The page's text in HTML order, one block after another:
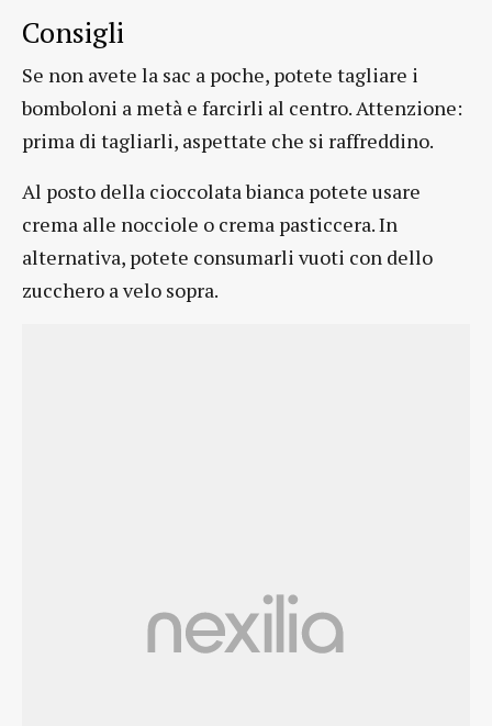
Consigli
Se non avete la sac a poche, potete tagliare i
bomboloni a metà e farcirli al centro. Attenzione:
prima di tagliarli, aspettate che si raffreddino.
Al posto della cioccolata bianca potete usare
crema alle nocciole o crema pasticcera. In
alternativa, potete consumarli vuoti con dello
zucchero a velo sopra.